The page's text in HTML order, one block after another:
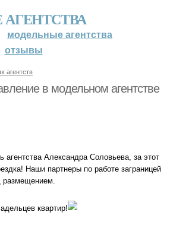
модельные агентства
отзывы
агентств
в модельном агентстве
Александра Соловьева, за этот
Наши партнеры по работе заграницей
размещением.
квартир!